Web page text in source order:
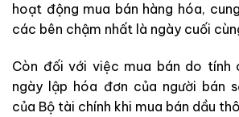
hoạt động mua bán hàng hóa,
các bên chậm nhất là ngày cuối
Còn đối với việc mua bán do tính
ngày lập hóa đơn của người bán
của Bộ tài chính khi mua bán dầu